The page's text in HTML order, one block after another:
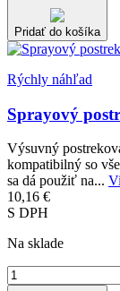
Pridať do košíka
Rýchly náhľad
Sprayový
Výsuvný
kompatibilný so
sa dá použiť na...
10,16 €
S DPH
Na sklade